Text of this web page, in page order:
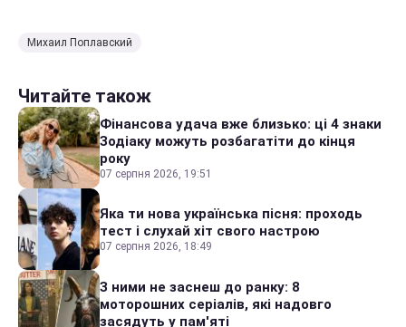
Михаил Поплавский
Читайте також
Фінансова удача вже близько: ці 4 знаки
Зодіаку можуть розбагатіти до кінця
року
07 серпня 2026, 19:51
Яка ти нова українська пісня: проходь
тест і слухай хіт свого настрою
07 серпня 2026, 18:49
З ними не заснеш до ранку: 8
моторошних серіалів, які надовго
засядуть у пам'яті